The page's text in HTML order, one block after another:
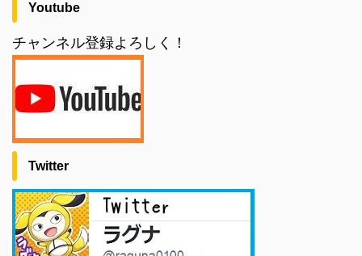
Youtube
チャンネル登録よろしく！
Twitter